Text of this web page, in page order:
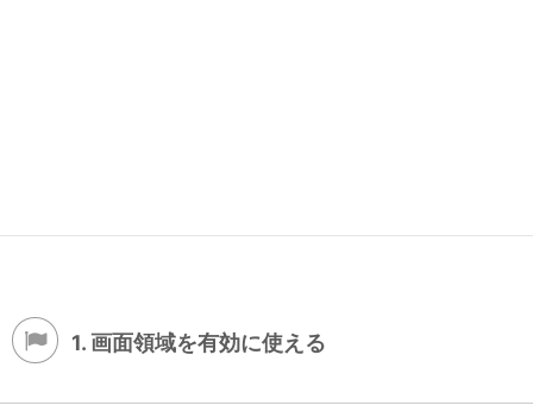
1. 画面領域を有効に使える